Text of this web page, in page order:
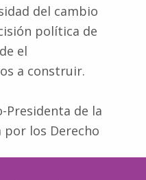
del cambio
política de
el
a construir.
Presidenta de la
por los Derecho